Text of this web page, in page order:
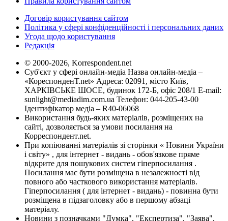
Договір користування сайтом
Політика у сфері конфіденційності і персональних даних
Угода щодо користування
Редакція
© 2000-2026, Korrespondent.net
Суб'єкт у сфері онлайн-медіа Назва онлайн-медіа –
«КореспонденТ.net» Адреса: 02091, місто Київ,
ХАРКІВСЬКЕ ШОСЕ, будинок 172-Б, офіс 208/1 E-mail:
sunlight@mediadim.com.ua Телефон: 044-205-43-00
Ідентифікатор медіа – R40-06068
Використання будь-яких матеріалів, розміщених на
сайті, дозволяється за умови посилання на
Корреспондент.net.
При копіюванні матеріалів зі сторінки « Новини України
і світу» , для інтернет - видань - обов'язкове пряме
відкрите для пошукових систем гіперпосилання .
Посилання має бути розміщена в незалежності від
повного або часткового використання матеріалів.
Гіперпосилання ( для інтернет - видань) - повинна бути
розміщена в підзаголовку або в першому абзаці
матеріалу.
Новини з позначками "Думка", "Експертиза", "Заява",